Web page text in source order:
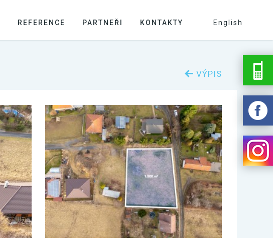
English
REFERENCE PARTNEŘI KONTAKTY
VÝPIS